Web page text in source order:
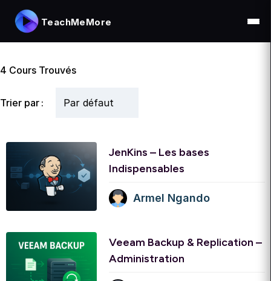
TeachMeMore
4 Cours Trouvés
Trier par :
JenKins – Les bases
Indispensables
Armel Ngando
Veeam Backup & Replication –
Administration